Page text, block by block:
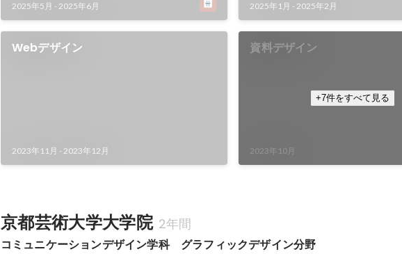
2025年5月 -2025年6月 2025年1月 -2025年2月
Webデザイン
2023年11月 -2023年12月
資料デザイン
2023年10月
+7件をすべて見る
京都芸術大学大学院 2年間
コミュニケーションデザイン学科　グラフィックデザイン分野